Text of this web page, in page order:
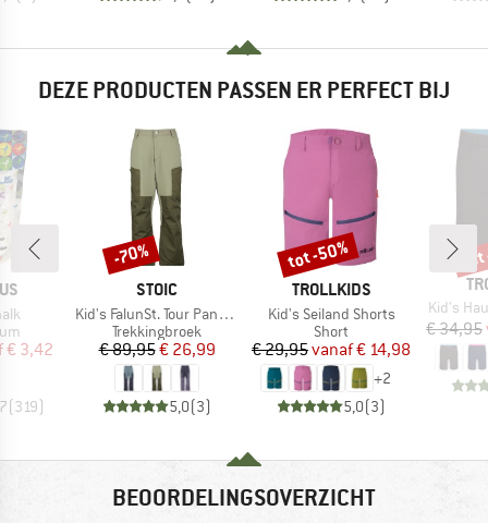
DEZE PRODUCTEN PASSEN ER PERFECT BIJ
prijs
€ 3,42
(319)
MERK
STOIC
Artikel
Kid's FalunSt. Tour Pants Light
Productgroep
Trekkingbroek
Prijs
€ 89,95Verlaagde prijs
€ 26,99
5,0(3)
Korting
-70%
MERK
TROLLKIDS
Artikel
Kid's Seiland Shorts
Productgroep
Short
Prijs
€ 29,95 Verlaagde prijs
vanaf€ 14,98
+2
5,0(3)
Korting
tot -50%
Artikel
Kid's
€ 34,95
BEOORDELINGSOVERZICHT